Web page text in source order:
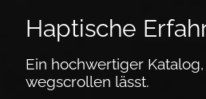
Haptische
Ein hochwertiger
wegscrollen lässt.